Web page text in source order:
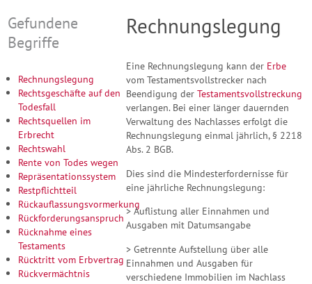
Gefundene
Begriffe
Rechnungslegung
Rechtsgeschäfte auf den
Todesfall
Rechtsquellen im
Erbrecht
Rechtswahl
Rente von Todes wegen
Repräsentationssystem
Restpflichtteil
Rückauflassungsvormerkung
Rückforderungsanspruch
Rücknahme eines
Testaments
Rücktritt vom Erbvertrag
Rückvermächtnis
Rechnungslegung
Eine Rechnungslegung kann der Erbe
vom Testamentsvollstrecker nach
Beendigung derTestamentsvollstreckung
verlangen. Bei einer länger dauernden
Verwaltung des Nachlasses erfolgt die
Rechnungslegung einmal jährlich, § 2218
Abs. 2 BGB.
Dies sind die Mindesterfordernisse für
eine jährliche Rechnungslegung:
> Auflistung aller Einnahmen und
Ausgaben mit Datumsangabe
> Getrennte Aufstellung über alle
Einnahmen und Ausgaben für
verschiedene Immobilien im Nachlass